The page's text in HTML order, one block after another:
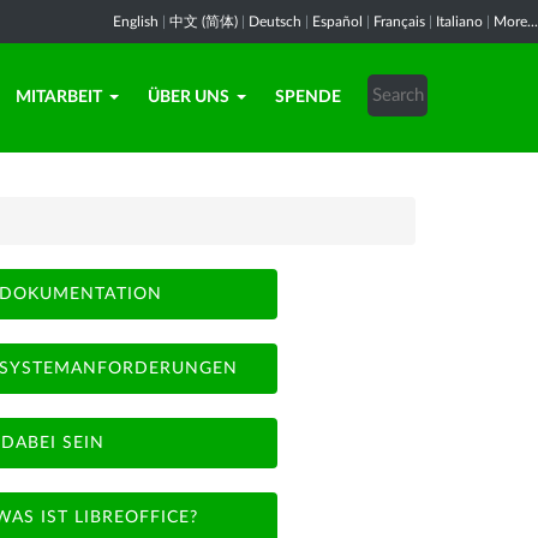
English 中文 (简体) Deutsch Español Français Italiano More...
MITARBEIT ÜBER UNS SPENDE
DOKUMENTATION
SYSTEMANFORDERUNGEN
DABEI SEIN
IST LIBREOFFICE?